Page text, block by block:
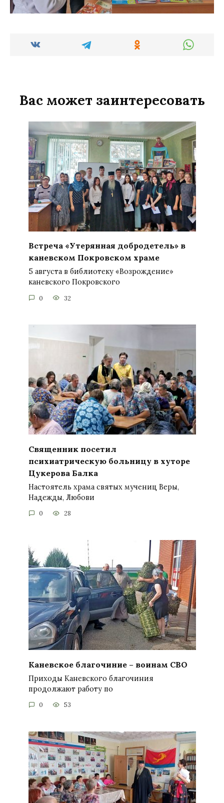
Вас может заинтересовать
Встреча «Утерянная добродетель» в
каневском Покровском храме
5 августа в библиотеку «Возрождение»
каневского Покровского
0 32
Священник посетил
психиатрическую больницу в хуторе
Цукерова Балка
Настоятель храма святых мучениц Веры,
Надежды, Любови
0 28
Каневское благочиние – воинам СВО
Приходы Каневского благочиния
продолжают работу по
0 53